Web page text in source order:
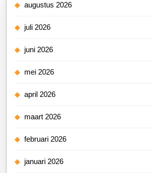
augustus 2026
juli 2026
juni 2026
mei 2026
april 2026
maart 2026
februari 2026
januari 2026